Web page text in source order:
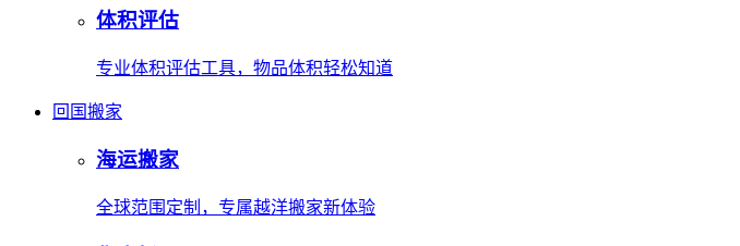
体积评估
专业体积评估工具，物品体积轻松知道
回国搬家
海运搬家
全球范围定制，专属越洋搬家新体验